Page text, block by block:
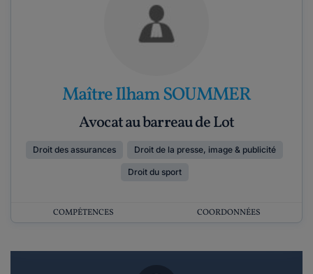
Maître Ilham SOUMMER
Avocat au barreau de Lot
Droit des assurances Droit de la presse, image & publicité
Droit du sport
COMPÉTENCES COORDONNÉES